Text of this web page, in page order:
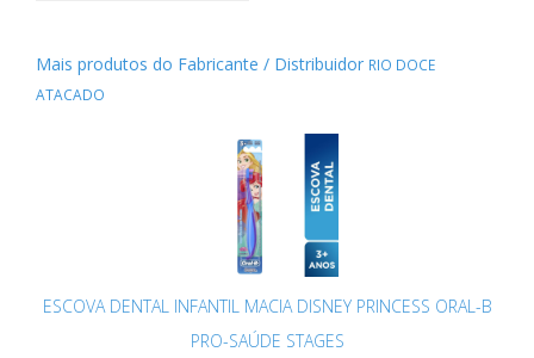
Mais produtos do Fabricante / Distribuidor RIO DOCE
ATACADO
ESCOVA DENTAL INFANTIL MACIA DISNEY PRINCESS ORAL-B
PRO-SAÚDE STAGES